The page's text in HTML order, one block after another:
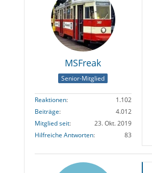
MSFreak
Senior-Mitglied
Reaktionen
1.102
Beiträge
4.012
Mitglied seit
23. Okt. 2019
Hilfreiche Antworten
83